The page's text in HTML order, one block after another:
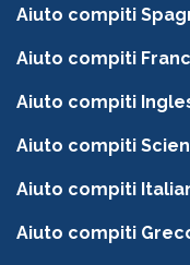
Aiuto compiti
Aiuto compiti
Aiuto compiti
Aiuto compiti
Aiuto compiti
Aiuto compiti